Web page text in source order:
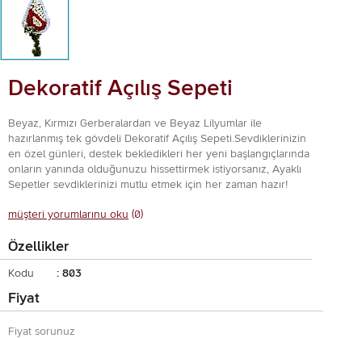
Dekoratif Açılış Sepeti
Beyaz, Kırmızı Gerberalardan ve Beyaz Lilyumlar ile
hazırlanmış tek gövdeli Dekoratif Açılış Sepeti.Sevdiklerinizin
en özel günleri, destek bekledikleri her yeni başlangıçlarında
onların yanında olduğunuzu hissettirmek istiyorsanız, Ayaklı
Sepetler sevdiklerinizi mutlu etmek için her zaman hazır!
müşteri yorumlarınu oku (0)
Özellikler
Kodu : 803
Fiyat
Fiyat sorunuz